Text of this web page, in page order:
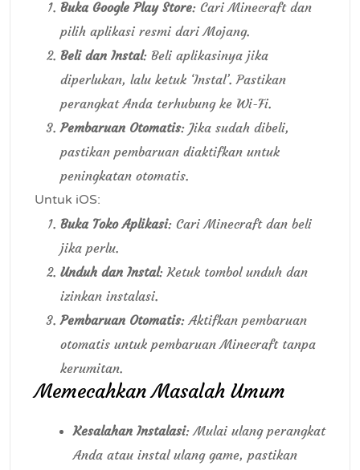
Buka Google Play Store: Cari Minecraft dan
pilih aplikasi resmi dari Mojang.
Beli dan Instal: Beli aplikasinya jika
diperlukan, lalu ketuk ‘Instal’. Pastikan
perangkat Anda terhubung ke Wi-Fi.
Pembaruan Otomatis: Jika sudah dibeli,
pastikan pembaruan diaktifkan untuk
peningkatan otomatis.
Untuk iOS:
Buka Toko Aplikasi: Cari Minecraft dan beli
jika perlu.
Unduh dan Instal: Ketuk tombol unduh dan
izinkan instalasi.
Pembaruan Otomatis: Aktifkan pembaruan
otomatis untuk pembaruan Minecraft tanpa
kerumitan.
Memecahkan Masalah Umum
Kesalahan Instalasi: Mulai ulang perangkat
Anda atau instal ulang game, pastikan